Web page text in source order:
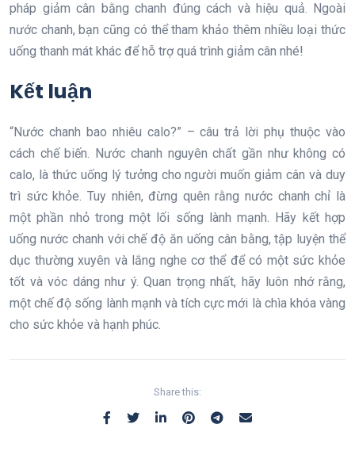
pháp giảm cân bằng chanh đúng cách và hiệu quả. Ngoài
nước chanh, bạn cũng có thể tham khảo thêm nhiều loại thức
uống thanh mát khác để hỗ trợ quá trình giảm cân nhé!
Kết luận
“Nước chanh bao nhiêu calo?” – câu trả lời phụ thuộc vào
cách chế biến. Nước chanh nguyên chất gần như không có
calo, là thức uống lý tưởng cho người muốn giảm cân và duy
trì sức khỏe. Tuy nhiên, đừng quên rằng nước chanh chỉ là
một phần nhỏ trong một lối sống lành mạnh. Hãy kết hợp
uống nước chanh với chế độ ăn uống cân bằng, tập luyện thể
dục thường xuyên và lắng nghe cơ thể để có một sức khỏe
tốt và vóc dáng như ý. Quan trọng nhất, hãy luôn nhớ rằng,
một chế độ sống lành mạnh và tích cực mới là chìa khóa vàng
cho sức khỏe và hạnh phúc.
Share this: